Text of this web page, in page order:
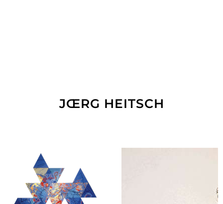
JŒRG HEITSCH